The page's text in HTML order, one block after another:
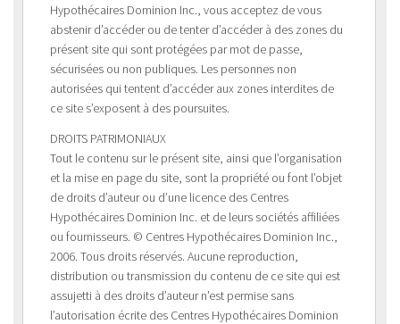
Hypothécaires Dominion Inc., vous acceptez de vous
abstenir d’accéder ou de tenter d’accéder à des zones du
présent site qui sont protégées par mot de passe,
sécurisées ou non publiques. Les personnes non
autorisées qui tentent d’accéder aux zones interdites de
ce site s’exposent à des poursuites.
DROITS PATRIMONIAUX
Tout le contenu sur le présent site, ainsi que l’organisation
et la mise en page du site, sont la propriété ou font l’objet
de droits d’auteur ou d’une licence des Centres
Hypothécaires Dominion Inc. et de leurs sociétés affiliées
ou fournisseurs. © Centres Hypothécaires Dominion Inc.,
2006. Tous droits réservés. Aucune reproduction,
distribution ou transmission du contenu de ce site qui est
assujetti à des droits d’auteur n’est permise sans
l’autorisation écrite des Centres Hypothécaires Dominion